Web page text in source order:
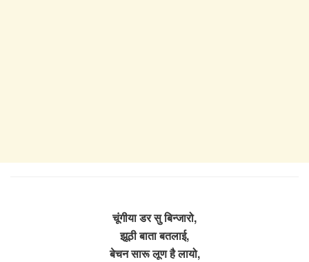
चूंगीया डर सु बिन्जारो,
झूठी बाता बतलाई,
बेचन सारू लूण है लायो,